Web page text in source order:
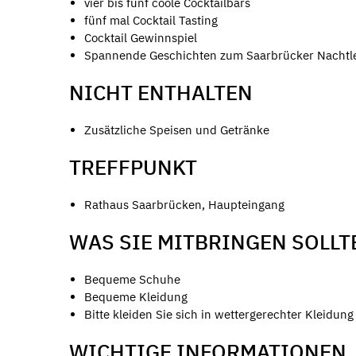
fünf mal Cocktail Tasting
Cocktail Gewinnspiel
Spannende Geschichten zum Saarbrücker
NICHT ENTHALTEN
Zusätzliche Speisen und Getränke
TREFFPUNKT
Rathaus Saarbrücken, Haupteingang
WAS SIE MITBRINGEN
Bequeme Schuhe
Bequeme Kleidung
Bitte kleiden Sie sich in wettergerechter Kleidung